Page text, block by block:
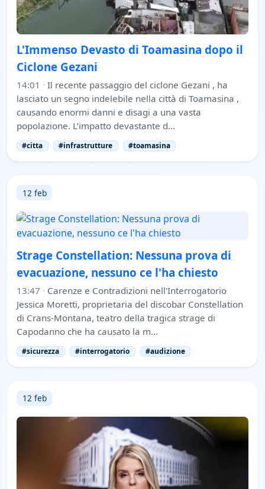
L'Immenso Devasto di Toamasina dopo il
Ciclone Gezani
14:01 · Il recente passaggio del ciclone Gezani , ha
lasciato un segno indelebile nella città di Toamasina ,
causando enormi danni e disagi a una vasta
popolazione. L’impatto devastante d…
#citta #infrastrutture #toamasina
12 feb
Strage Constellation: Nessuna prova di
evacuazione, nessuno ce l'ha chiesto
13:47 · Carenze e Contradizioni nell'Interrogatorio
Jessica Moretti, proprietaria del discobar Constellation
di Crans-Montana, teatro della tragica strage di
Capodanno che ha causato la m…
#sicurezza #interrogatorio #audizione
12 feb